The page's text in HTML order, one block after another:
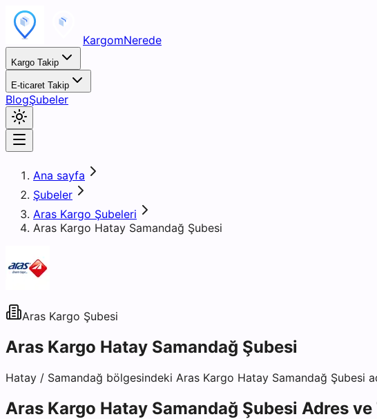
KargomNerede
Kargo Takip
E-ticaret Takip
BlogŞubeler
Ana sayfa
Şubeler
Aras Kargo Şubeleri
Aras Kargo Hatay Samandağ Şubesi
Aras Kargo Şubesi
Aras Kargo Hatay Samandağ Şubesi
Hatay / Samandağ bölgesindeki Aras Kargo Hatay Samandağ Şubesi
Aras Kargo Hatay Samandağ Şubesi Adres